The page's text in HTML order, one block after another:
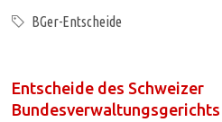
BGer-Entscheide
Entscheide des Schweizer
Bundesverwaltungsgerichts